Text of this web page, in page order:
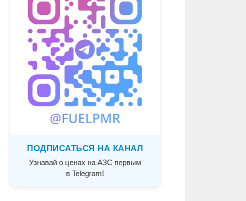
ПОДПИСАТЬСЯ НА КАНАЛ
Узнавай о ценах на АЗС первым
в Telegram!